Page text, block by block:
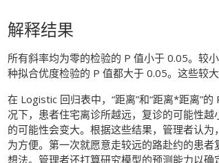
解释结果
所有斜率均为零的检验的 P 值小于 0.05。较
种拟合优度检验的 P 值都大于 0.05。这些较
在 Logistic 回归表中，“距离”和“距离*距离”
况下，患者住宅离诊所越远，复诊的可能性
的可能性会变大。根据这些结果，管理者认
为方便。第一次就愿意走较远的路赴约的患
想法。管理者还打算研究模型的预测能力以确